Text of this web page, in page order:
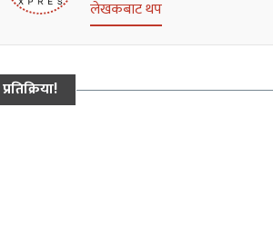
लेखकबाट थप
प्रतिक्रिया!